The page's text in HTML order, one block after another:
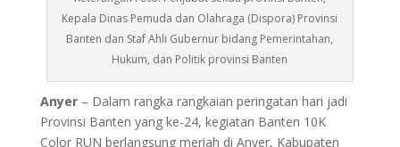
Kepala Dinas Pemuda dan Olahraga (Dispora) Provinsi
Banten dan Staf Ahli Gubernur bidang Pemerintahan,
Hukum, dan Politik provinsi Banten
Anyer– Dalam rangka rangkaian peringatan hari jadi
Provinsi Banten yang ke-24, kegiatan Banten 10K
Color RUN berlangsung meriah di Anyer, Kabupaten